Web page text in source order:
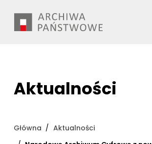
treści
Aktualności
Główna
Aktualności